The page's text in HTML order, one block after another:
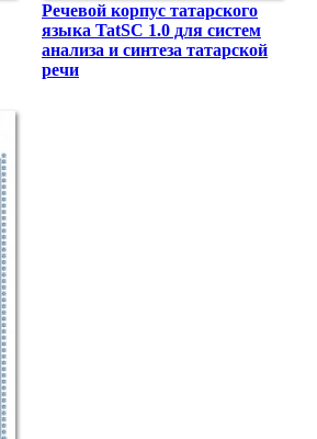
Речевой корпус татарского
языка TatSC 1.0 для систем
анализа и синтеза татарской
речи